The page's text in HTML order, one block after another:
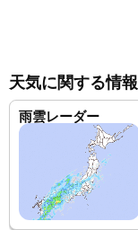
天気に関する情報
雨雲レーダー